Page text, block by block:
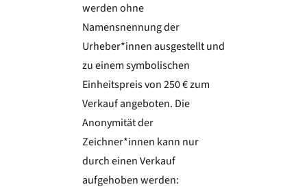
werden ohne
Namensnennung der
Urheber*innen ausgestellt und
zu einem symbolischen
Einheitspreis von 250 € zum
Verkauf angeboten. Die
Anonymität der
Zeichner*innen kann nur
durch einen Verkauf
aufgehoben werden: